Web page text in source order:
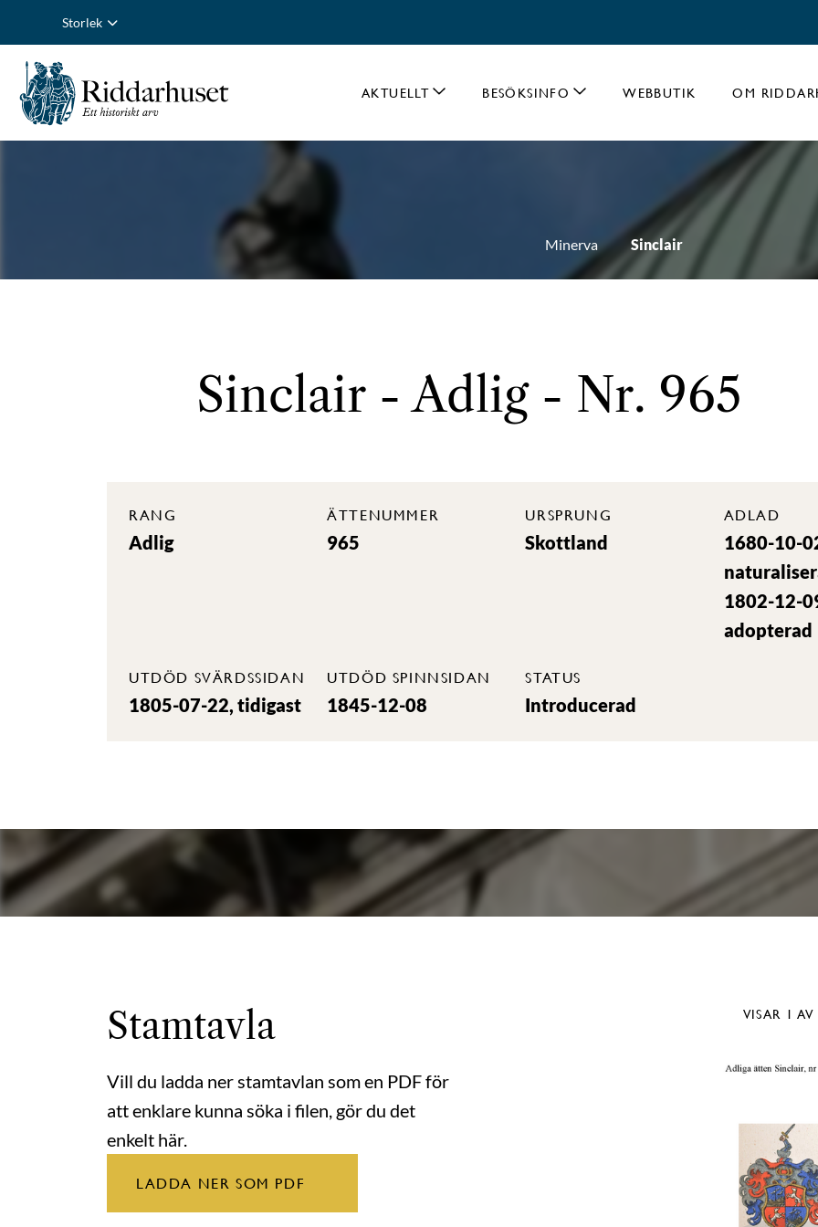
Storlek
AKTUELLT BESÖKSINFO WEBBUTIK OM
Minerva Sinclair
Sinclair - Adlig - Nr. 965
RANG
Adlig
ÄTTENUMMER
965
URSPRUNG
Skottland
ADLAD
1680-10-
1802-12-
adopterad
UTDÖD SVÄRDSSIDAN
1805-07-22, tidigast
UTDÖD SPINNSIDAN
1845-12-08
STATUS
Introducerad
Stamtavla
Vill du ladda ner stamtavlan som en PDF för
att enklare kunna söka i filen, gör du det
enkelt här.
LADDA NER SOM PDF
VISAR 1